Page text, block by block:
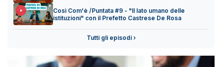
Così Com'è /Puntata #9 - "Il lato umano delle
istituzioni" con il Prefetto Castrese De Rosa
Tutti gli episodi ›